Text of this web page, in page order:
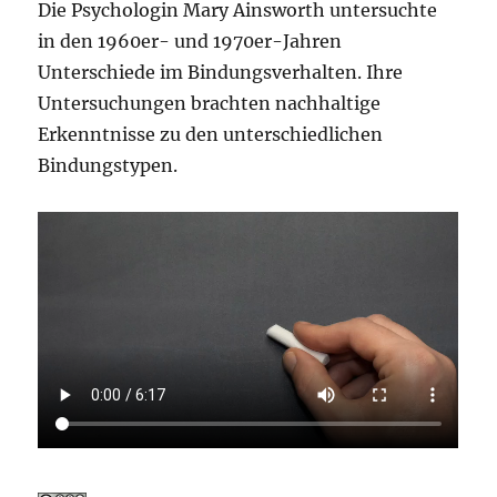
Die Psychologin Mary Ainsworth untersuchte
in den 1960er- und 1970er-Jahren
Unterschiede im Bindungsverhalten. Ihre
Untersuchungen brachten nachhaltige
Erkenntnisse zu den unterschiedlichen
Bindungstypen.